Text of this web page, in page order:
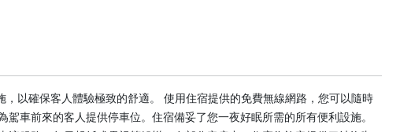
以確保客人體驗極致的舒適。 使用住宿提供的免費無線網路，您可以隨時
駕車前來的客人提供停車位。住宿備妥了您一夜好眠所需的所有便利設施。